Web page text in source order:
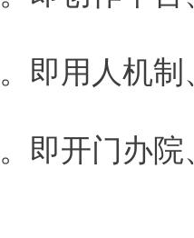
即用人机
即开门办